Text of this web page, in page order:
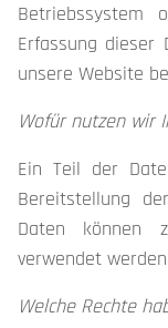
Betriebssystem
Erfassung dieser
unsere Website
Wofür nutzen wir
Ein Teil der
Bereitstellung
Daten können
verwendet
Welche Rechte